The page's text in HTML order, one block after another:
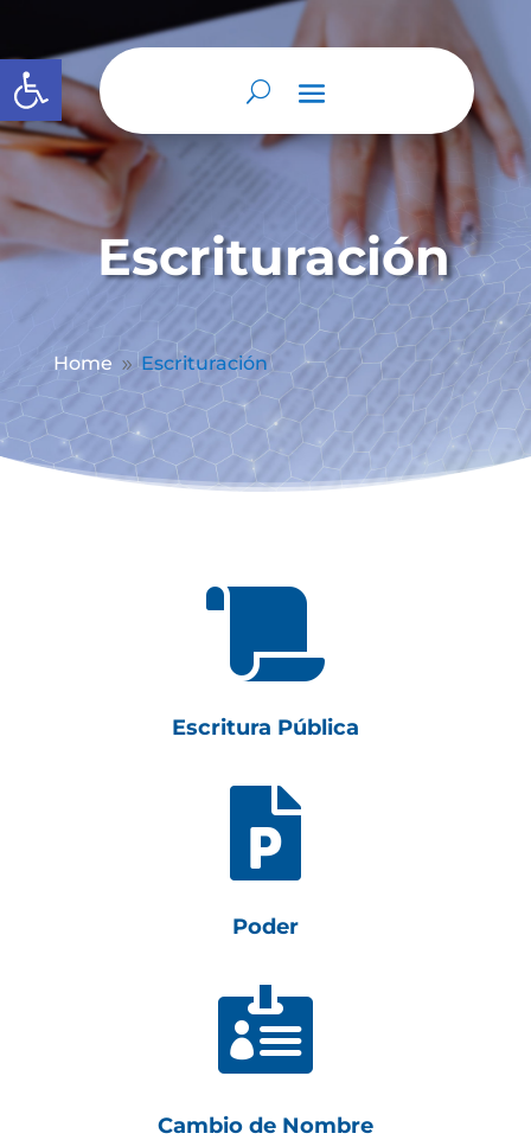
Abrir barra de herramientas
Escrituración
Home 9 Escrituración

Escritura Pública

Poder

Cambio de Nombre